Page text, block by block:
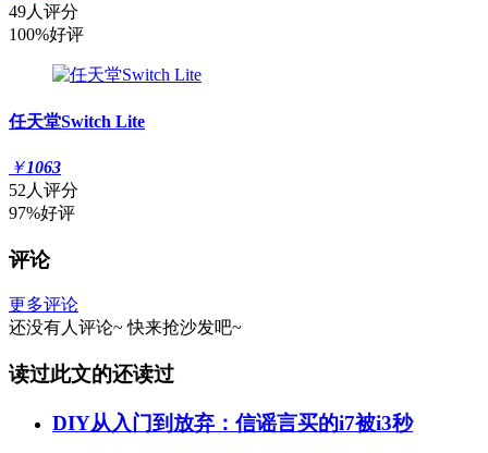
49人评分
100%好评
任天堂Switch Lite
￥1063
52人评分
97%好评
评论
更多评论
还没有人评论~ 快来抢沙发吧~
读过此文的还读过
DIY从入门到放弃：信谣言买的i7被i3秒